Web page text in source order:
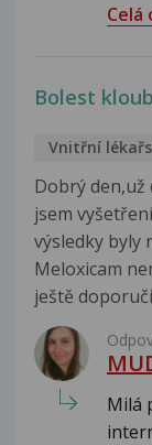
Celá
Bolest
Vnitřní
Dobrý den,už
jsem
výsledky byly
Meloxicam
ještě
Milá